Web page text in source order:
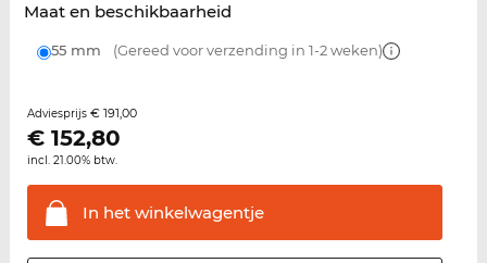
Maat en beschikbaarheid
55 mm (Gereed voor verzending in 1-2 weken)
Adviesprijs € 191,00
€ 152,80
incl. 21.00% btw.
In hetwinkelwagentje